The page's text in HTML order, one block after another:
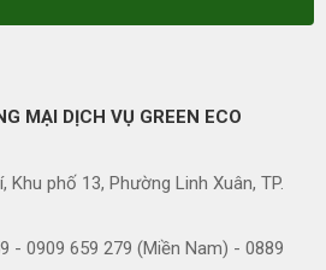
MẠI DỊCH VỤ GREEN ECO
Khu phố 13, Phường Linh Xuân, TP.
- 0909 659 279 (Miền Nam) - 0889